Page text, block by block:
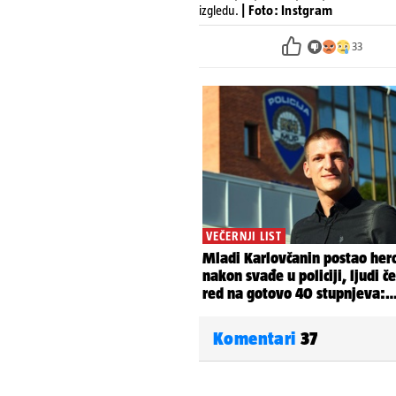
izgledu.
| Foto: Instgram
33
Komentari 37